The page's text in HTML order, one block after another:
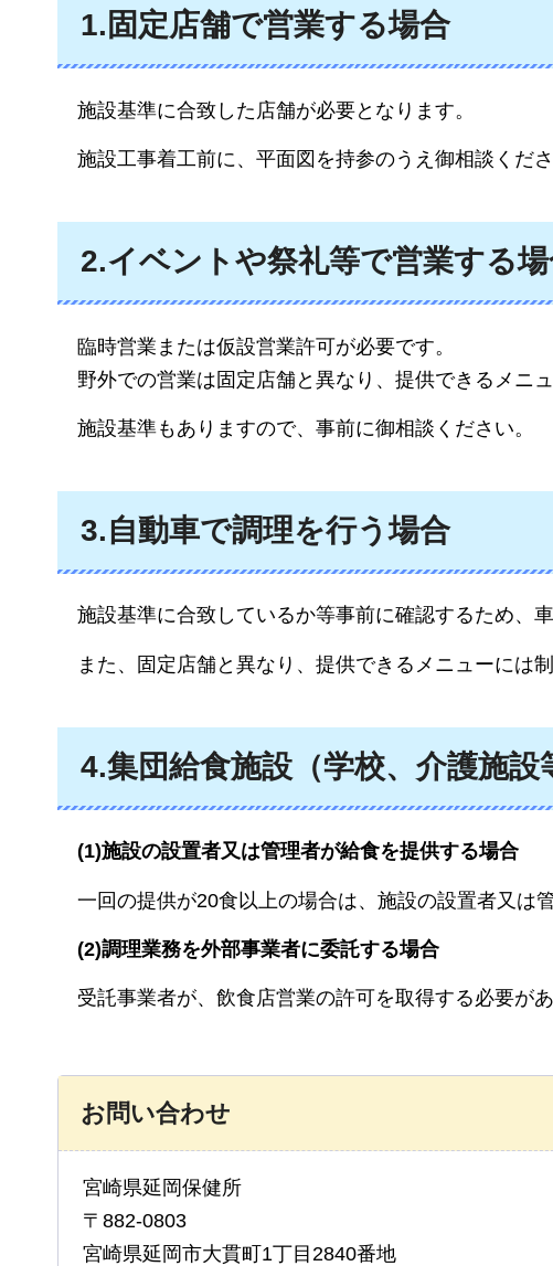
1.固定店舗で営業する場合
施設基準に合致した店舗が必要となります。
施設工事着工前に、平面図を持参のうえ御相談くださ
2.イベントや祭礼等で営業する
臨時営業または仮設営業許可が必要です。
野外での営業は固定店舗と異なり、提供できるメニ
施設基準もありますので、事前に御相談 ください。
3.自動車で調理を行う場合
施設基準に合致しているか等事前に確認するため、
また、固定店舗と異なり、 提供できるメニューには
4.集団給食施設（学校、介護施設
(1)施設の設置者又は管理者が給食を提供する場合
一回の提供が20食以上の場合は、施設の設置者又は
(2)調理業務を外部事業者に委託する場合
受託事業者が、飲食店営業の許可を取得する必要があ
お問い合わせ
宮崎県延岡保健所
〒882-0803
宮崎県延岡市大貫町1丁目2840番地